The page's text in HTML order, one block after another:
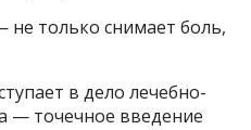
только снимает боль,
в дело лечебно-
— точечное введение